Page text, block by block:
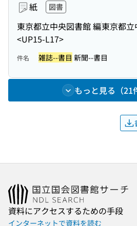
紙 図書
東京都立中央図書館 編東京都
<UP15-L17>
件名 雑誌--書目 新聞--書目
もっと見る（21
資料にアクセスするための手段
インターネットで資料を読む